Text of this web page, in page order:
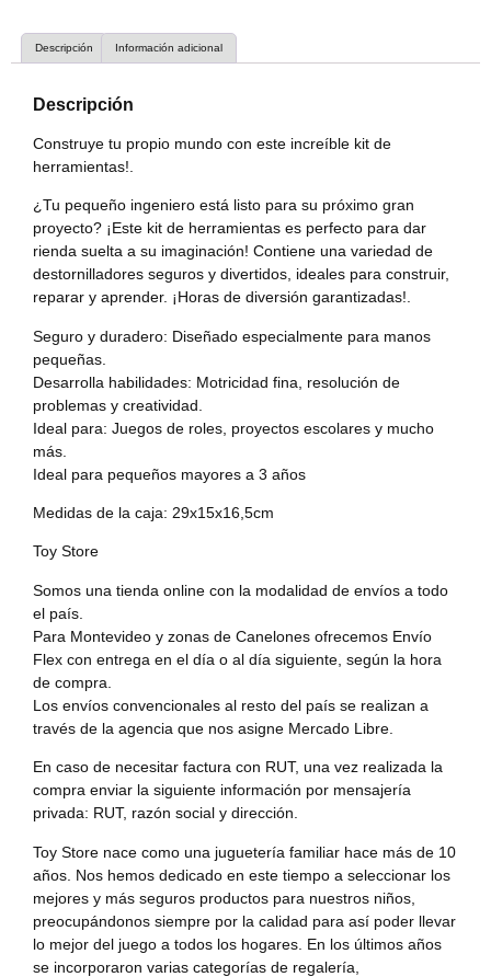
Descripción Información adicional
Descripción
Construye tu propio mundo con este increíble kit de
herramientas!.
¿Tu pequeño ingeniero está listo para su próximo gran
proyecto? ¡Este kit de herramientas es perfecto para dar
rienda suelta a su imaginación! Contiene una variedad de
destornilladores seguros y divertidos, ideales para construir,
reparar y aprender. ¡Horas de diversión garantizadas!.
Seguro y duradero: Diseñado especialmente para manos
pequeñas.
Desarrolla habilidades: Motricidad fina, resolución de
problemas y creatividad.
Ideal para: Juegos de roles, proyectos escolares y mucho
más.
Ideal para pequeños mayores a 3 años
Medidas de la caja: 29x15x16,5cm
Toy Store
Somos una tienda online con la modalidad de envíos a todo
el país.
Para Montevideo y zonas de Canelones ofrecemos Envío
Flex con entrega en el día o al día siguiente, según la hora
de compra.
Los envíos convencionales al resto del país se realizan a
través de la agencia que nos asigne Mercado Libre.
En caso de necesitar factura con RUT, una vez realizada la
compra enviar la siguiente información por mensajería
privada: RUT, razón social y dirección.
Toy Store nace como una juguetería familiar hace más de 10
años. Nos hemos dedicado en este tiempo a seleccionar los
mejores y más seguros productos para nuestros niños,
preocupándonos siempre por la calidad para así poder llevar
lo mejor del juego a todos los hogares. En los últimos años
se incorporaron varias categorías de regalería,